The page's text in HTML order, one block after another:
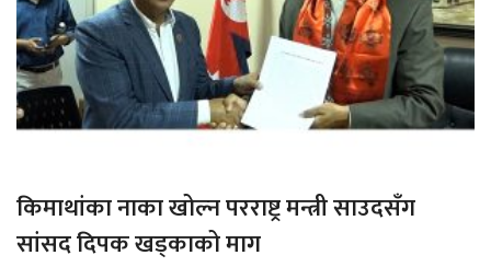
किमाथांका नाका खोल्न परराष्ट्र मन्त्री साउदसँग
सांसद दिपक खड्काको माग